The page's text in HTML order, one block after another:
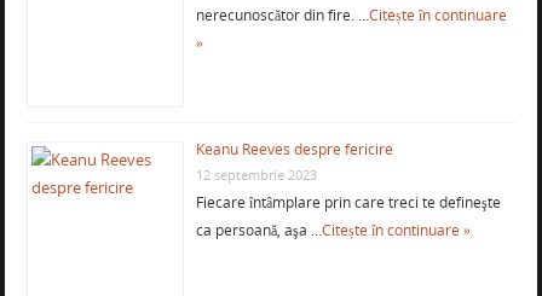
nerecunoscător din fire. …Citește în continuare
»
Keanu Reeves despre fericire
12 septembrie 2023
Fiecare întâmplare prin care treci te defineşte
ca persoană, aşa …Citește în continuare »